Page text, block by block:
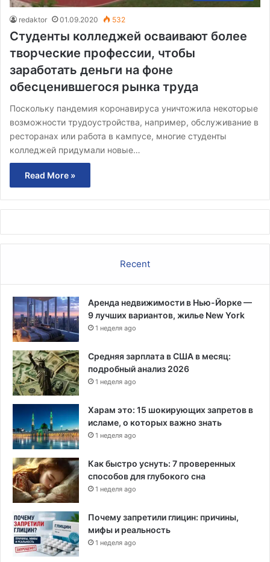
redaktor 01.09.2020 532
Студенты колледжей осваивают более
творческие профессии, чтобы
заработать деньги на фоне
обесценившегося рынка труда
Поскольку пандемия коронавируса уничтожила некоторые
возможности трудоустройства, например, обслуживание в
ресторанах или работа в кампусе, многие студенты
колледжей придумали новые…
Read More »
Recent
Аренда недвижимости в Нью-Йорке —
9 лучших вариантов, жилье New York
1 неделя ago
Средняя зарплата в США в месяц:
подробный анализ 2026
1 неделя ago
Харам это: 15 шокирующих запретов в
исламе, о которых важно знать
1 неделя ago
Как быстро уснуть: 7 проверенных
способов для глубокого сна
1 неделя ago
Почему запретили глицин: причины,
мифы и реальность
1 неделя ago